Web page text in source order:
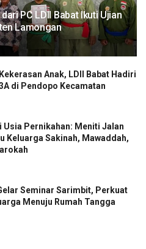
PC LDII Babat Ikuti Ujian
Lamongan
Anak, LDII Babat Hadiri
di Pendopo Kecamatan
Usia Pernikahan: Meniti Jalan
Keluarga Sakinah, Mawaddah,
Seminar Sarimbit, Perkuat
Menuju Rumah Tangga